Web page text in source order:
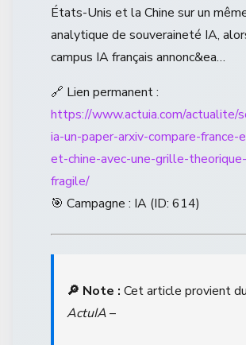
États-Unis et la Chine sur un
analytique de souveraineté IA,
campus IA français annonc&ea…
🔗 Lien permanent :
https://www.actuia.com/actualite/
ia-un-paper-arxiv-compare-france-
et-chine-avec-une-grille-
fragile/
🎯 Campagne : IA (ID: 614)
🔎 Note : Cet article provient
ActuIA–